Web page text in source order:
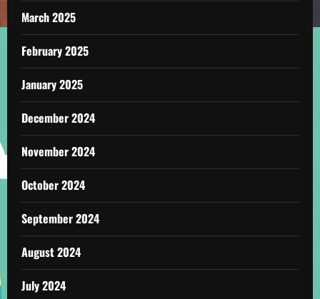
March 2025
February 2025
January 2025
December 2024
November 2024
October 2024
September 2024
August 2024
July 2024